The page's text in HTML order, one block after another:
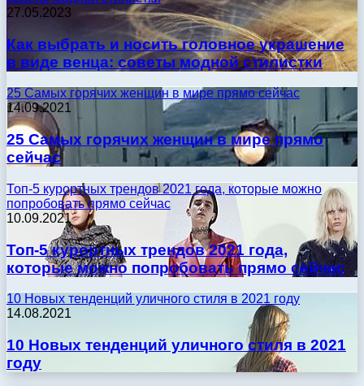
27.05.2023
Как выбрать и носить головное украшение
в виде венца: советы модной стилистки
25 Самых горячих женщин в мире прямо сейчас
14.09.2021
25 Самых горячих женщин в мире прямо
сейчас
Топ-5 курортных трендов 2021 года, которые можно
попробовать прямо сейчас
10.09.2021
Топ-5 курортных трендов 2021 года,
которые можно попробовать прямо сейчас
10 Новых тенденций уличного стиля в 2021 году
14.08.2021
10 Новых тенденций уличного стиля в 2021
году